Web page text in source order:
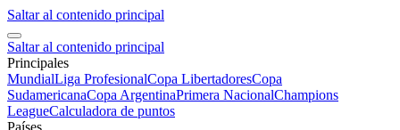
Saltar al contenido principal
Saltar al contenido principal
Principales
MundialLiga ProfesionalCopa LibertadoresCopa
SudamericanaCopa ArgentinaPrimera NacionalChampions
LeagueCalculadora de puntos
Países